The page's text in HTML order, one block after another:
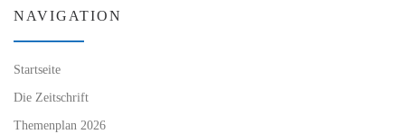
NAVIGATION
Startseite
Die Zeitschrift
Themenplan 2026